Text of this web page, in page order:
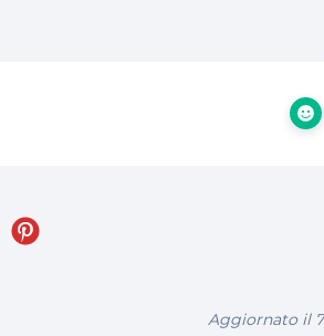
Aggiornato il